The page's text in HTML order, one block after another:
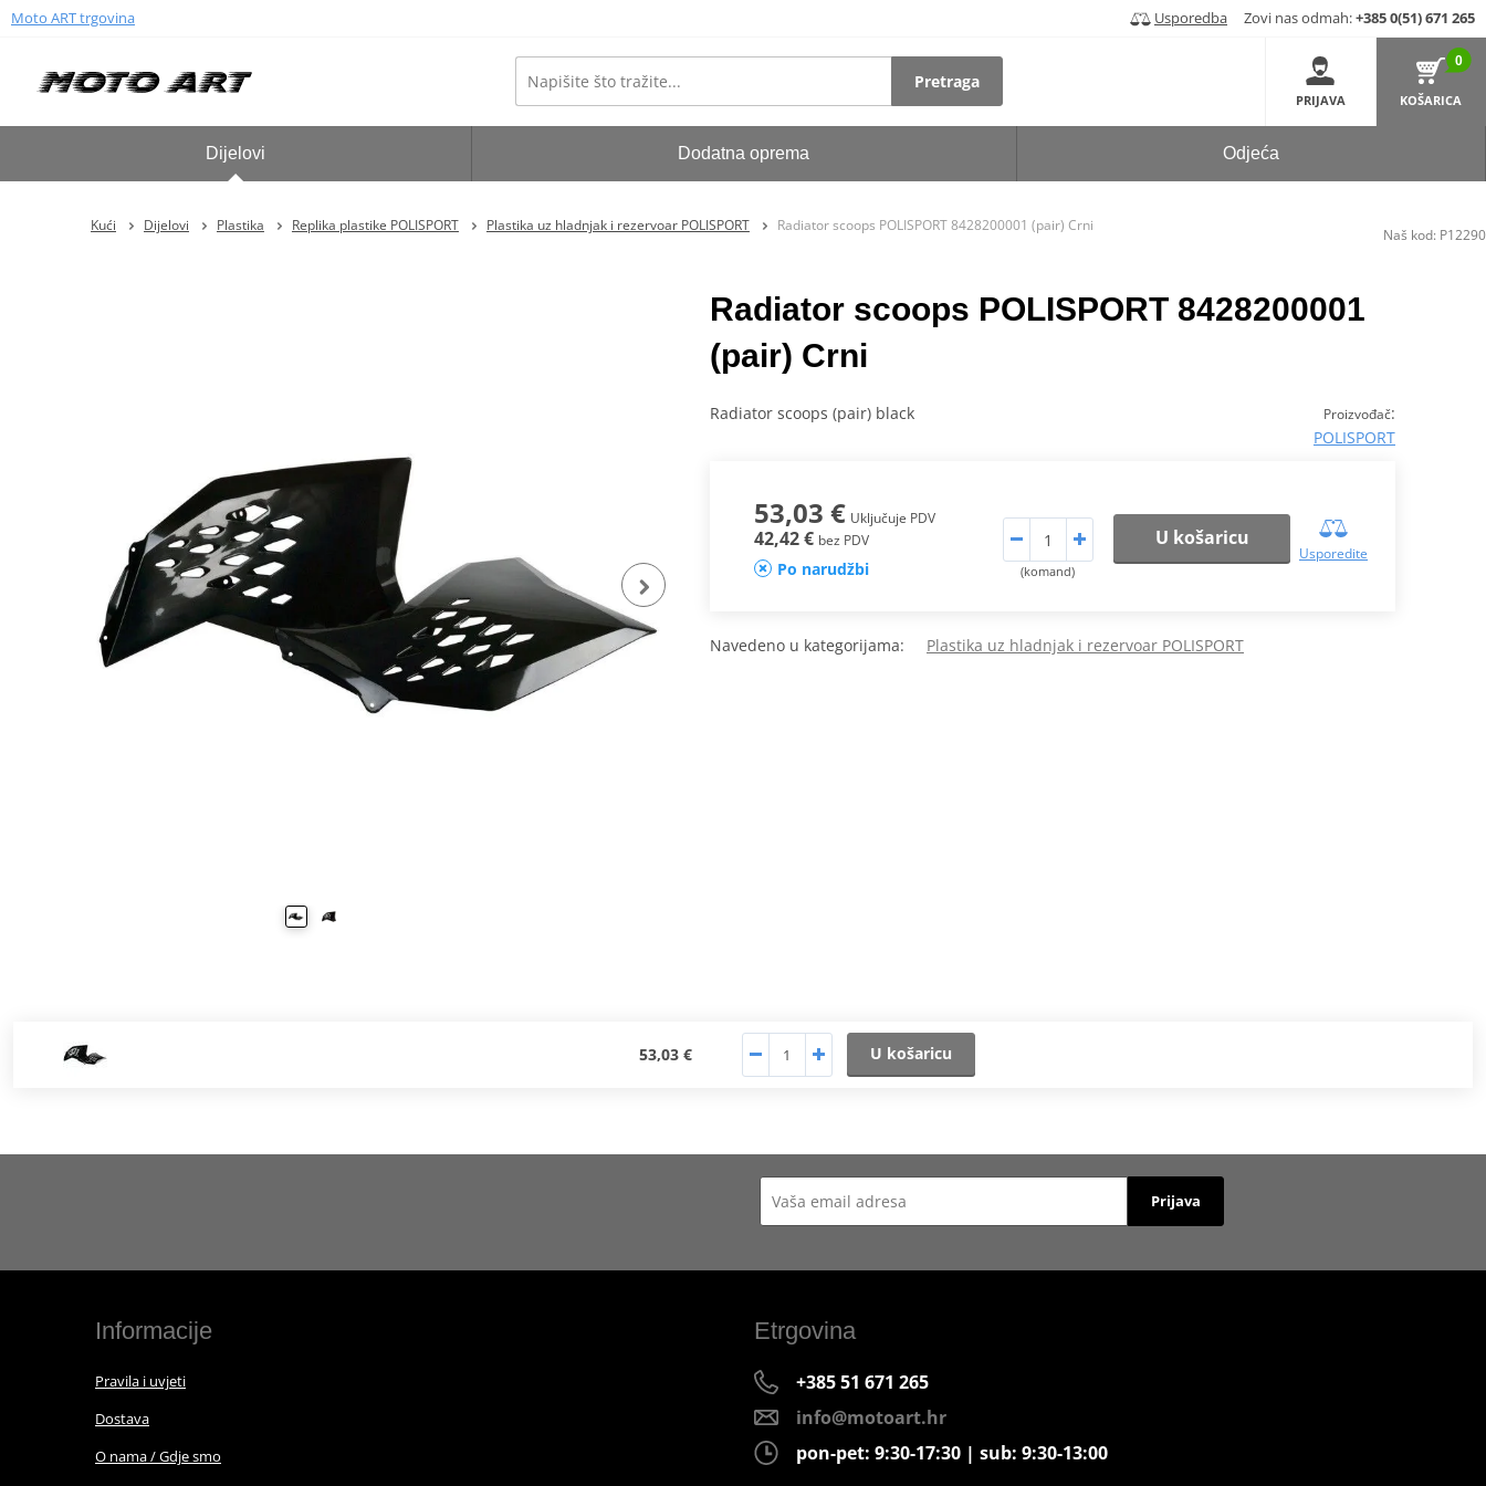
Moto ART trgovina Usporedba Zovi nas odmah:+385 0(51) 671 265
Pretraga
PRIJAVA
0
KOŠARICA
Dijelovi Dodatna oprema Odjeća
Kući Dijelovi Plastika Replika plastike POLISPORT Plastika uz hladnjak i rezervoar POLISPORT Radiator scoops POLISPORT 8428200001 (pair) Crni
Radiator scoops POLISPORT 8428200001
(pair) Crni
Proizvođač:
POLISPORT
Radiator scoops (pair) black
53,03 € Uključuje PDV
42,42 € bez PDV
Po narudžbi (komand)
U košaricu
Usporedite
Navedeno u kategorijama: Plastika uz hladnjak i rezervoar POLISPORT
53,03 € U košaricu
Naš kod: P12290
Prijava
Informacije
Pravila i uvjeti
Dostava
O nama / Gdje smo
Etrgovina
+385 51 671 265
info@motoart.hr
pon-pet: 9:30-17:30 | sub: 9:30-13:00